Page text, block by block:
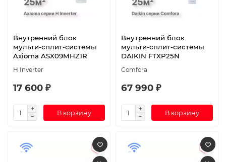
Внутренний блок
мульти-сплит-системы
Axioma ASX09MHZ1R
H Inverter
17 600 ₽
В корзину
Внутренний блок
мульти-сплит-системы
DAIKIN FTXP25N
Comfora
67 990 ₽
В корзину